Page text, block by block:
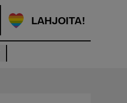
LAHJOITA!